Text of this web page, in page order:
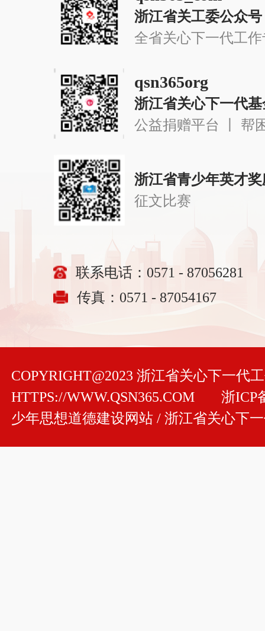
浙江省关工委公众号
全省关心下一代工
qsn365org
浙江省关心下一代
公益捐赠平台 丨 帮
浙江省青少年英才
征文比赛
联系电话：0571 - 87056281
传真：0571 - 87054167
COPYRIGHT@2023 浙江省关心下一代
HTTPS://WWW.QSN365.COM
浙ICP
少年思想道德建设网站 / 浙江省关心下